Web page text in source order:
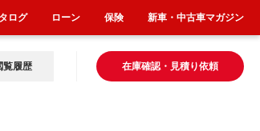
在庫確認・見積り依頼
覧履歴
ログ ローン 保険 新車・中古車マガジン